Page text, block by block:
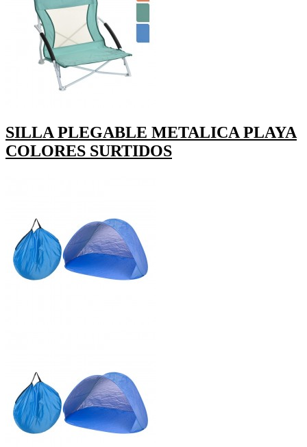
SILLA PLEGABLE METALICA PLAYA
COLORES SURTIDOS